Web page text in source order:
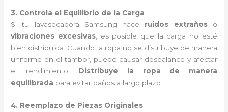
3. Controla el Equilibrio de la Carga
Si tu lavasecadora Samsung hace ruidos extrañoso
vibraciones excesivas, es posible que la carga no esté
bien distribuida. Cuando la ropa no se distribuye de manera
uniforme en el tambor, puede causar desbalance y afectar
el rendimiento. Distribuye la ropa de manera
equilibrada para evitar daños a largo plazo.
4. Reemplazo de Piezas Originales